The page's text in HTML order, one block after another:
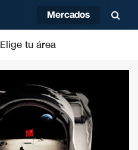
Mercados
Elige tu área